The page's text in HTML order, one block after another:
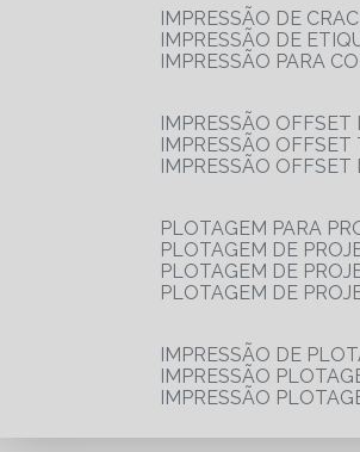
IMPRESSÃO DE
IMPRESSÃO DE
IMPRESSÃO PARA
IMPRESSÃO
IMPRESSÃO OFFSET
IMPRESSÃO OFFSET
PLOTAGEM PARA
PLOTAGEM DE
PLOTAGEM DE
PLOTAGEM DE
IMPRESSÃO DE
IMPRESSÃO
IMPRESSÃO